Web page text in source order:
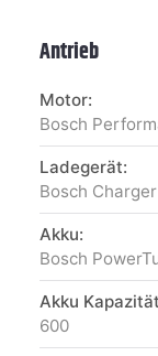
Antrieb
Motor:
Bosch
Ladegerät:
Bosch
Akku:
Bosch
Akku
600